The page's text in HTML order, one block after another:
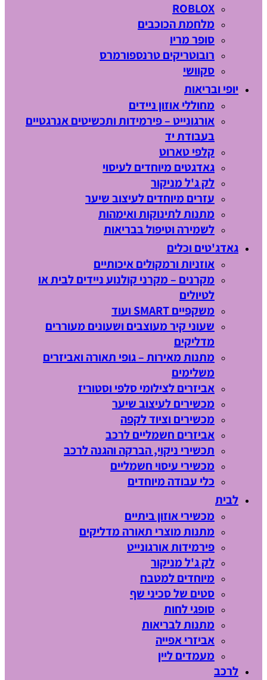
ROBLOX
מלחמת הכוכבים
סופר מריו
רובוטריקים טרנספורמרס
סקוושי
יופי ובריאות
מחוללי אוזון ניידים
אורגונייט – פירמידות ותכשיטים אנרגטיים
בעבודת יד
קלפי טארוט
גאדגטים מיוחדים לעיסוי
לק ג'ל מניקור
עזרים מיוחדים לעיצוב שיער
מתנות לתינוקות ואימהות
לשמירה וטיפול בבריאות
גאדג'טים וכלים
אוזניות ורמקולים איכותיים
מקרנים – מקרני קולנוע ניידים לבית או
לטיולים
משקפיים SMART ועוד
שעוני קיר מעוצבים ושעונים מעוררים
מדליקים
מתנות מאירות – גופי תאורה ואביזרים
משלימים
אביזרים לצילומי סלפי וסטוריז
מכשירים לעיצוב שיער
מכשירים וציוד לקפה
אביזרים חשמליים לרכב
תכשירי ניקוי, הברקה והגנה לרכב
מכשירי עיסוי חשמליים
כלי עבודה מיוחדים
לבית
מכשירי אוזון ביתיים
מתנות מוצרי תאורה מדליקים
פירמידות אורגונייט
לק ג'ל מניקור
מיוחדים למטבח
סטים של סכיני שף
סופגי לחות
מתנות לבריאות
אביזרי אפייה
מעמדים ליין
לרכב